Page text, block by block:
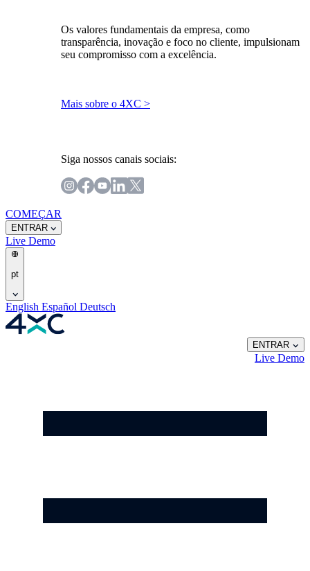
Os valores fundamentais da empresa, como
transparência, inovação e foco no cliente, impulsionam
seu compromisso com a excelência.
Mais sobre o 4XC >
Siga nossos canais sociais:
COMEÇAR
ENTRAR
Live Demo
pt
English Español Deutsch
ENTRAR
Live Demo